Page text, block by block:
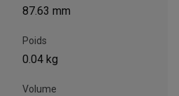
postal 'Livrer à' dans le volet de
un autre concessionnaire.
87.63 mm
Poids
0.04 kg
Volume